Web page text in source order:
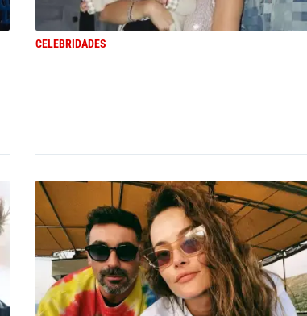
CELEBRIDADES